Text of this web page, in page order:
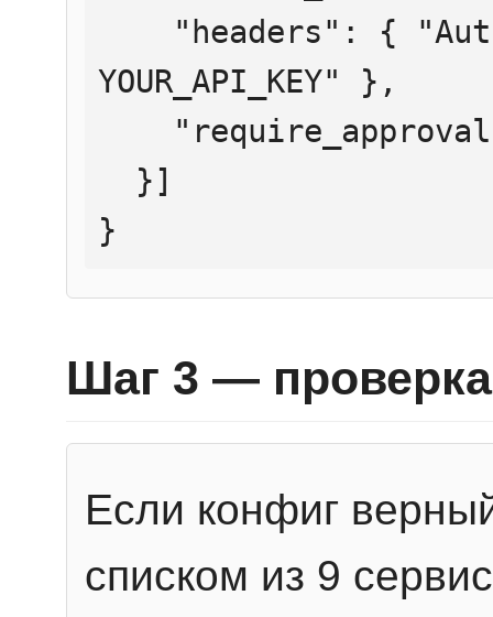
YOUR_API_KEY" },
}
Шаг 3 — проверка
Если конфиг
списком из 9